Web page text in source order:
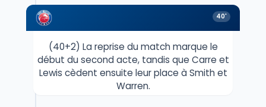
40'
(40+2) La reprise du match marque le
début du second acte, tandis que Carre et
Lewis cèdent ensuite leur place à Smith et
Warren.